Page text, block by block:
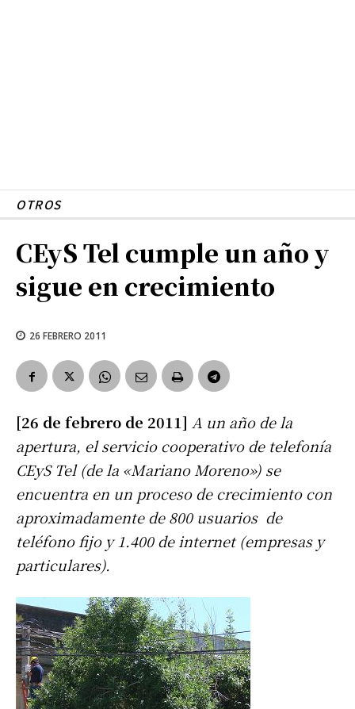
OTROS
CEyS Tel cumple un año y
sigue en crecimiento
26 FEBRERO 2011
[26 de febrero de 2011] A un año de la
apertura, el servicio cooperativo de telefonía
CEyS Tel (de la «Mariano Moreno») se
encuentra en un proceso de crecimiento con
aproximadamente de 800 usuarios de
teléfono fijo y 1.400 de internet (empresas y
particulares).